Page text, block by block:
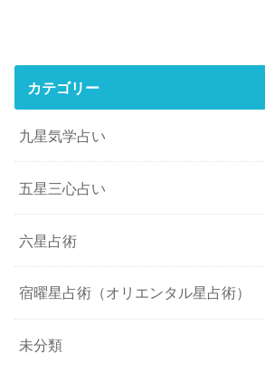
カテゴリー
九星気学占い
五星三心占い
六星占術
宿曜星占術（オリエンタル星占術）
未分類